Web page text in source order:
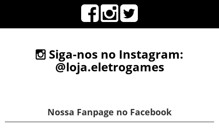
Siga-nos no Instagram:
@loja.eletrogames
Nossa Fanpage no Facebook